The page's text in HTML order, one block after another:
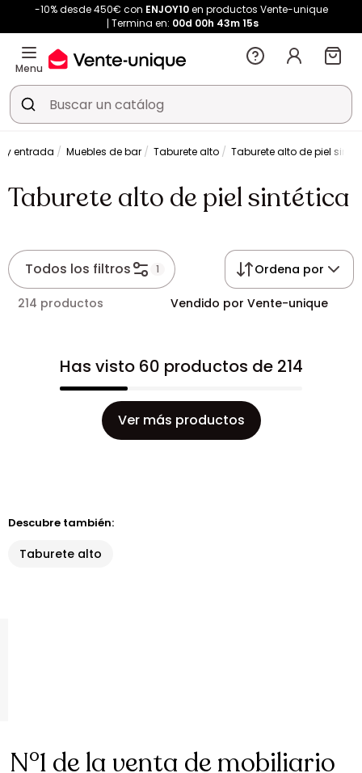
-10% desde 450€ con ENJOY10en productos Vente-unique
Termina en: 00d 00h 43m 14s
Menu
y entrada Muebles de bar Taburete alto Taburete alto de piel
Taburete alto de piel sintética
Todos los filtros 1 Ordena por
214 productos Vendido por Vente-unique
Has visto 60 productos de 214
Ver más productos
Descubre también:
Taburete alto
N°1 de la venta de mobiliario